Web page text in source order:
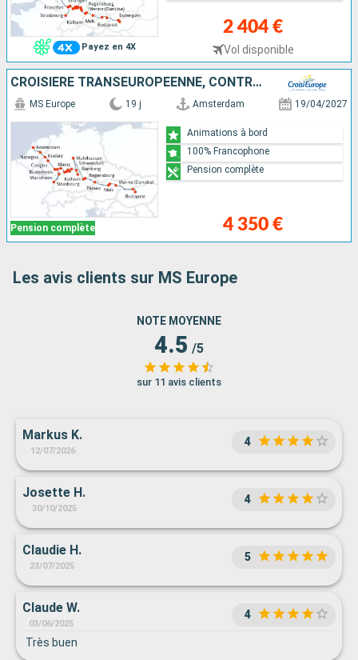
Payez en 4X
2 404 €
Vol disponible
CROISIÈRE TRANSEUROPÉENNE, CONTRASTE DES CULTURES D'AMSTERDAM À BUDAPEST
Pension complète
MS Europe 19 j Amsterdam 19/04/2027
4 350 €
Animations à bord
100% Francophone
Pension complète
Les avis clients sur MS Europe
NOTE MOYENNE
4.5 /5
sur 11 avis clients
Markus K.
12/07/2026
4
Josette H.
30/10/2025
4
Claudie H.
23/07/2025
5
Claude W.
03/06/2025
4
Très buen